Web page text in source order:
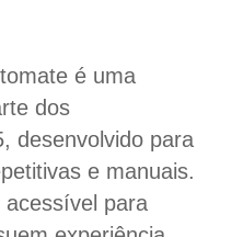
é uma
dos
desenvolvido para
e manuais.
acessível para